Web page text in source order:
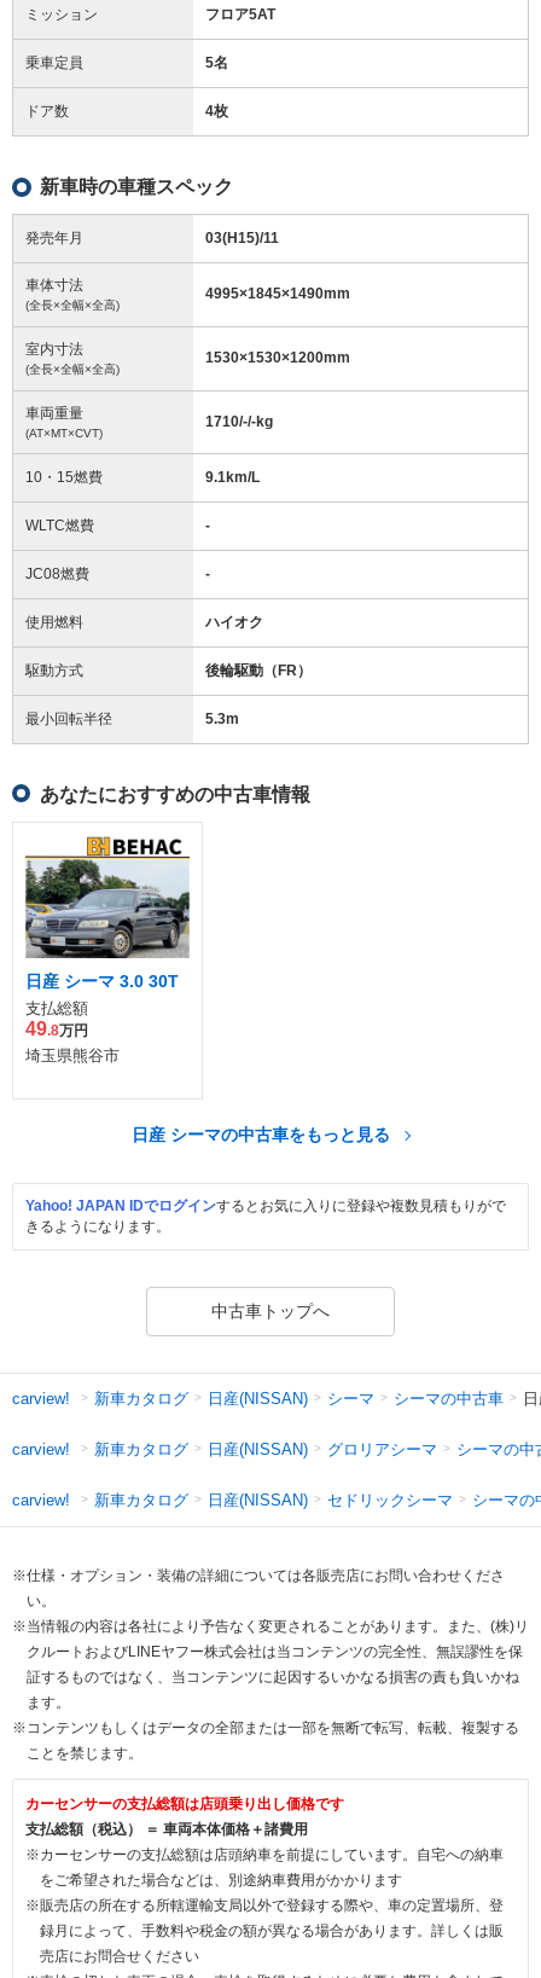
ミッション フロア5AT
乗車定員 5名
ドア数 4枚
新車時の車種スペック
発売年月 03(H15)/11
車体寸法
(全長×全幅×全高)
4995×1845×1490mm
室内寸法
(全長×全幅×全高)
1530×1530×1200mm
車両重量
(AT×MT×CVT)
1710/-/-kg
10・15燃費 9.1km/L
WLTC燃費 -
JC08燃費 -
使用燃料 ハイオク
駆動方式 後輪駆動（FR）
最小回転半径 5.3m
あなたにおすすめの中古車情報
日産 シーマ 3.0 30T
支払総額
49.8万円
埼玉県熊谷市
日産 シーマの中古車をもっと見る
Yahoo! JAPAN IDでログインするとお気に入りに登録や複数見積もりがで
きるようになります。
中古車トップへ
carview! 新車カタログ 日産(NISSAN) シーマ シーマの中古車
carview! 新車カタログ 日産(NISSAN) グロリアシーマ シーマの中
carview! 新車カタログ 日産(NISSAN) セドリックシーマ シーマの
※仕様・オプション・装備の詳細については各販売店にお問い合わせくださ
い。
※当情報の内容は各社により予告なく変更されることがあります。また、(株)リ
クルートおよびLINEヤフー株式会社は当コンテンツの完全性、無誤謬性を保
証するものではなく、当コンテンツに起因するいかなる損害の責も負いかね
ます。
※コンテンツもしくはデータの全部または一部を無断で転写、転載、複製する
ことを禁じます。
カーセンサーの支払総額は店頭乗り出し価格です
支払総額（税込） ＝ 車両本体価格＋諸費用
※カーセンサーの支払総額は店頭納車を前提にしています。自宅への納車
をご希望された場合などは、別途納車費用がかかります
※販売店の所在する所轄運輸支局以外で登録する際や、車の定置場所、登
録月によって、手数料や税金の額が異なる場合があります。詳しくは販
売店にお問合せください